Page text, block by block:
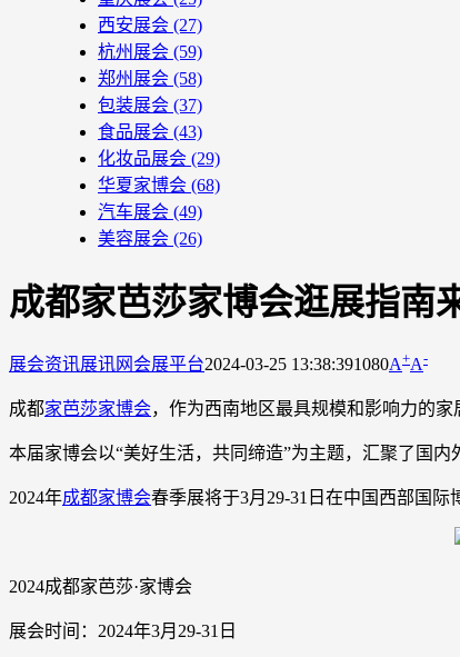
西安展会 (27)
杭州展会 (59)
郑州展会 (58)
包装展会 (37)
食品展会 (43)
化妆品展会 (29)
华夏家博会 (68)
汽车展会 (49)
美容展会 (26)
成都家芭莎家博会逛展指南
展会资讯展讯网会展平台2024-03-25 13:38:391080A+A-
成都家芭莎家博会，作为西南地区最具规模和影响力的家
本届家博会以“美好生活，共同缔造”为主题，汇聚了国
2024年成都家博会春季展将于3月29-31日在中国西部国际
2024成都家芭莎·家博会
展会时间：2024年3月29-31日